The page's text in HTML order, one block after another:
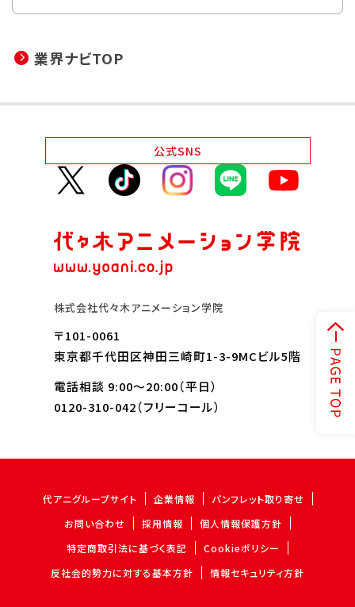
業界ナビTOP
公式SNS
株式会社代々木アニメーション学院
〒101-0061
東京都千代田区神田三崎町1-3-9MCビル5階
電話相談 9:00～20:00（平日）
0120-310-042（フリーコール）
代アニグループサイト 企業情報
パンフレット取り寄せ
お問い合わせ
採用情報
個人情報保護方針
特定商取引法に基づく表記
Cookieポリシー
反社会的勢力に対する基本方針
情報セキュリティ方針